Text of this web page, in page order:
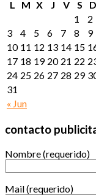
L
M X J V S D
« Jun
1
2
3
4 5 6 7 8
9
10 11 12 13 14 15
17 18 19 20 21 22
24 25 26 27 28 29
31
contacto
Nombre (requerido)
Mail (requerido)